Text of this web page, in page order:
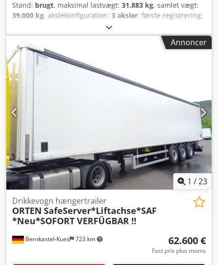
Stand: brugt, maksimal lastvægt: 31.883 kg, samlet vægt:
39.000 kg, akslekonfiguration: 3 aksler, første registrering:
08/2023
13.630 mm, læsningsbredde:2.480 mm, lastepladshøjde:
2.960 mm, lastepladsvolumen:
, samlet bredde:
2.550 mm, total højde:
Udstyr:ABS
, * Schmitz SpeedCurtain på begge sider
Credpfjk Aufbsx Abkof * Certificeret i henhold til VDI 2700
ff og DIN EN 12642 Code XL * Drikkevarecertifikat *
Fustagecertifikat * Hævetag * 4 rækker lastsikring * 30x
lastsikringsskinner * Bagdøre (portaldøre) * Fuld
luftaffjedring * Skivebremser * ABS
Annoncer
1 /23
Bernkastel-Kues 723 km
Drikkevogn hængertrailer
ORTEN SafeServer*Liftachse*SAF
*Neu*SOFORT VERFÜGBAR !!
62.600 €
Fast pris plus moms